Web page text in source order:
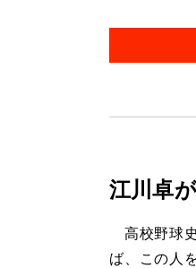
江川卓
高校野球
ば、この人